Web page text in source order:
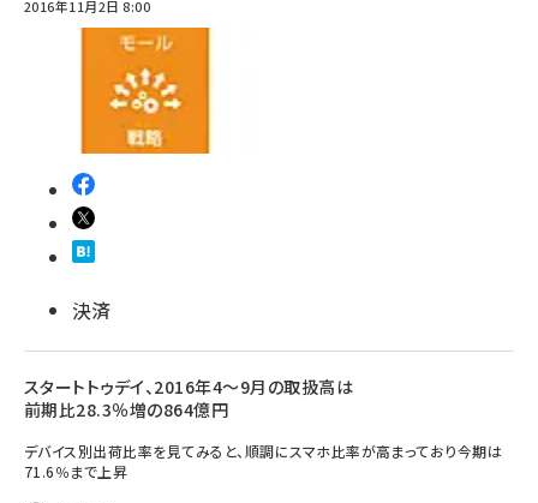
2016年11月2日 8:00
決済
スタートトゥデイ、2016年4～9月の取扱高は
前期比28.3％増の864億円
デバイス別出荷比率を見てみると、順調にスマホ比率が高まっており今期は
71.6％まで上昇